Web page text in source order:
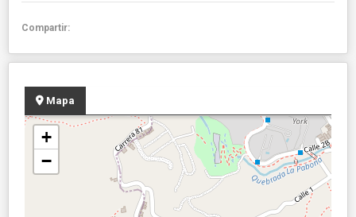
Compartir:
Mapa
+
−